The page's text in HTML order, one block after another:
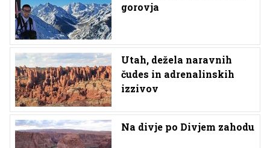
gorovja
Utah, dežela naravnih
čudes in adrenalinskih
izzivov
Na divje po Divjem zahodu